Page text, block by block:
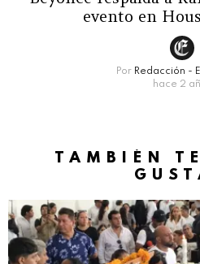
evento en
Por Redacción -
hace 2
TAMBIÉN